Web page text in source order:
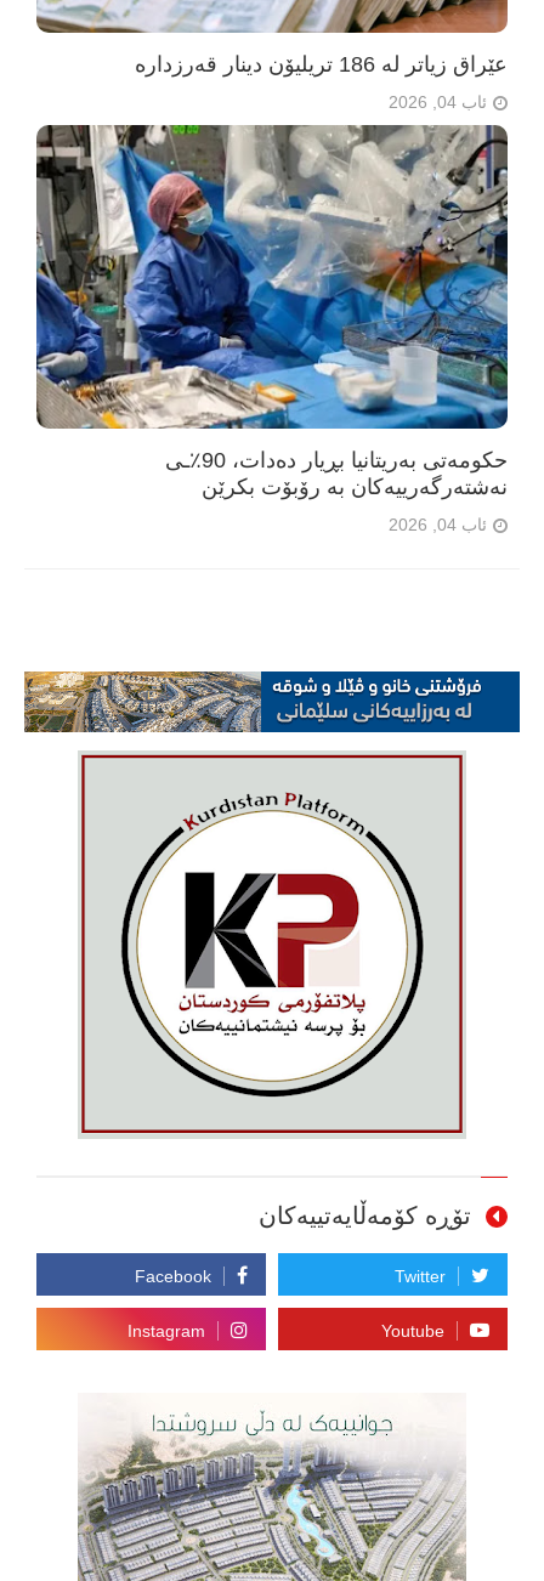
عێراق زیاتر لە 186 تریلیۆن دینار قەرزدارە
ئاب 04, 2026
حکومەتی بەریتانیا بڕیار دەدات، 90٪ـی
نەشتەرگەرییەکان بە رۆبۆت بکرێن
ئاب 04, 2026
تۆڕە کۆمەڵایەتییەکان